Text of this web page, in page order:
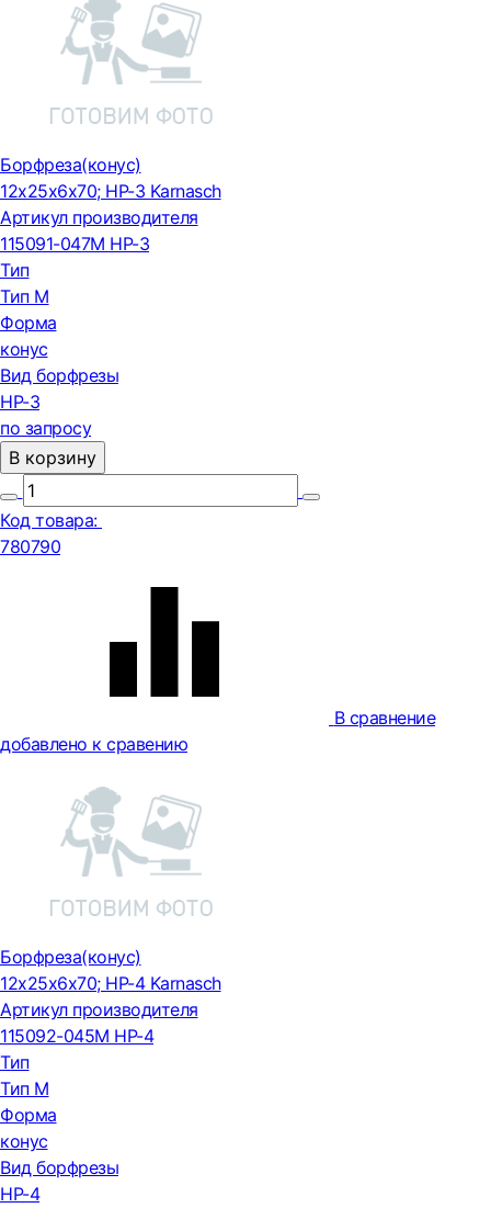
Борфреза(конус)
12x25x6x70; HP-3 Karnasch
Артикул производителя
115091-047M HP-3
Тип
Тип М
Форма
конус
Вид борфрезы
HP-3
по запросу
В корзину
Код товара:
780790
В сравнение
добавлено к сравению
Борфреза(конус)
12x25x6x70; HP-4 Karnasch
Артикул производителя
115092-045M HP-4
Тип
Тип М
Форма
конус
Вид борфрезы
HP-4